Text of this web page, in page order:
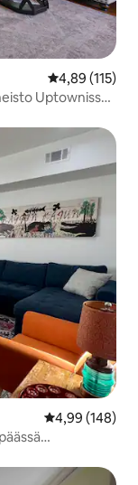
4,89 (115)
Uptownissa /
4,99 (148)